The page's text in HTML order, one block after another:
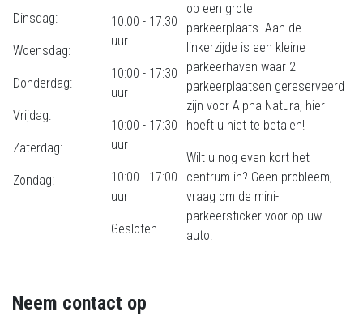
Dinsdag:
Woensdag:
Donderdag:
Vrijdag:
Zaterdag:
Zondag:
10:00 - 17:30
uur
10:00 - 17:30
uur
10:00 - 17:30
uur
10:00 - 17:00
uur
Gesloten
op een grote
parkeerplaats. Aan de
linkerzijde is een kleine
parkeerhaven waar 2
parkeerplaatsen gereserveerd
zijn voor Alpha Natura, hier
hoeft u niet te betalen!
Wilt u nog even kort het
centrum in? Geen probleem,
vraag om de mini-
parkeersticker voor op uw
auto!
Neem contact op